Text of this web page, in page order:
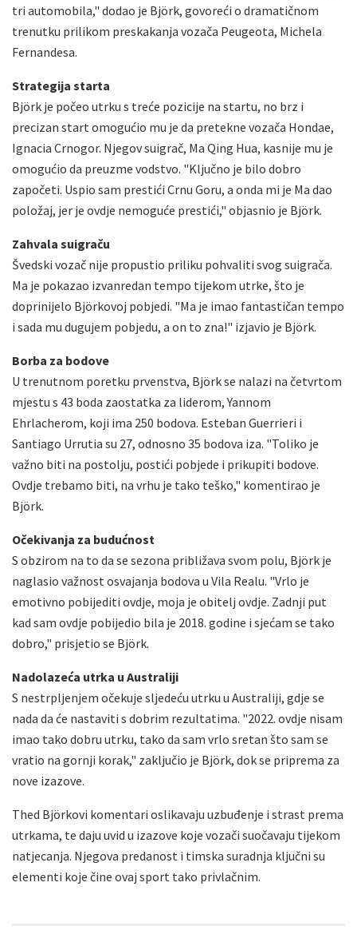
tri automobila," dodao je Björk, govoreći o dramatičnom
trenutku prilikom preskakanja vozača Peugeota, Michela
Fernandesa.
Strategija starta
Björk je počeo utrku s treće pozicije na startu, no brz i
precizan start omogućio mu je da pretekne vozača Hondae,
Ignacia Crnogor. Njegov suigrač, Ma Qing Hua, kasnije mu je
omogućio da preuzme vodstvo. "Ključno je bilo dobro
započeti. Uspio sam prestići Crnu Goru, a onda mi je Ma dao
položaj, jer je ovdje nemoguće prestići," objasnio je Björk.
Zahvala suigraču
Švedski vozač nije propustio priliku pohvaliti svog suigrača.
Ma je pokazao izvanredan tempo tijekom utrke, što je
doprinijelo Björkovoj pobjedi. "Ma je imao fantastičan tempo
i sada mu dugujem pobjedu, a on to zna!" izjavio je Björk.
Borba za bodove
U trenutnom poretku prvenstva, Björk se nalazi na četvrtom
mjestu s 43 boda zaostatka za liderom, Yannom
Ehrlacherom, koji ima 250 bodova. Esteban Guerrieri i
Santiago Urrutia su 27, odnosno 35 bodova iza. "Toliko je
važno biti na postolju, postići pobjede i prikupiti bodove.
Ovdje trebamo biti, na vrhu je tako teško," komentirao je
Björk.
Očekivanja za budućnost
S obzirom na to da se sezona približava svom polu, Björk je
naglasio važnost osvajanja bodova u Vila Realu. "Vrlo je
emotivno pobijediti ovdje, moja je obitelj ovdje. Zadnji put
kad sam ovdje pobijedio bila je 2018. godine i sjećam se tako
dobro," prisjetio se Björk.
Nadolazeća utrka u Australiji
S nestrpljenjem očekuje sljedeću utrku u Australiji, gdje se
nada da će nastaviti s dobrim rezultatima. "2022. ovdje nisam
imao tako dobru utrku, tako da sam vrlo sretan što sam se
vratio na gornji korak," zaključio je Björk, dok se priprema za
nove izazove.
Thed Björkovi komentari oslikavaju uzbuđenje i strast prema
utrkama, te daju uvid u izazove koje vozači suočavaju tijekom
natjecanja. Njegova predanost i timska suradnja ključni su
elementi koje čine ovaj sport tako privlačnim.